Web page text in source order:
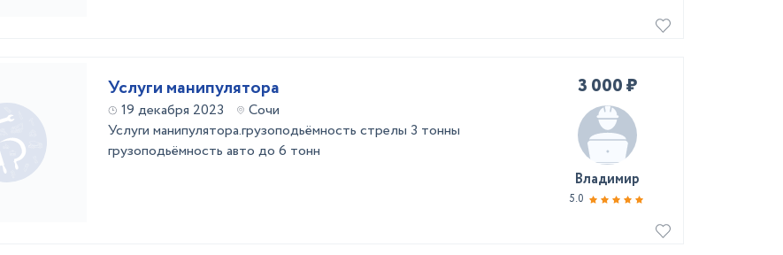
Услуги манипулятора
19 декабря 2023
Сочи
Услуги манипулятора.грузоподьёмность стрелы 3 тонны
грузоподьёмность авто до 6 тонн
3 000 ₽
Владимир
5.0